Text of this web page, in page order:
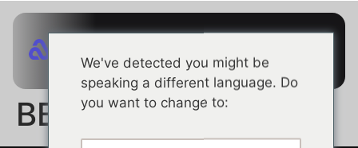
BBVA
We've detected you might be
speaking a different language. Do
you want to change to: